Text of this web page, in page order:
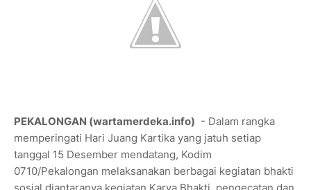
PEKALONGAN (wartamerdeka.info) - Dalam rangka
memperingati Hari Juang Kartika yang jatuh setiap
tanggal 15 Desember mendatang, Kodim
0710/Pekalongan melaksanakan berbagai kegiatan bhakti